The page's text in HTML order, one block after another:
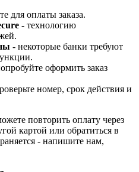
для оплаты заказа.
- технологию
- некоторые банки требуют
оформить заказ
номер, срок действия и
повторить оплату через
картой или обратиться в
- напишите нам,